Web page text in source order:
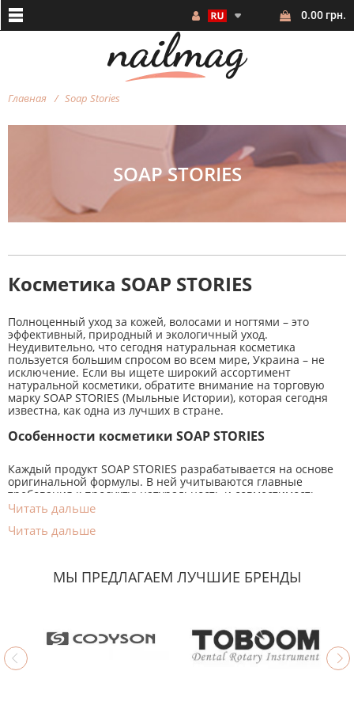
0.00 грн.
Главная Soap Stories
SOAP STORIES
Косметика SOAP STORIES
Полноценный уход за кожей, волосами и ногтями – это
эффективный, природный и экологичный уход.
Неудивительно, что сегодня натуральная косметика
пользуется большим спросом во всем мире, Украина – не
исключение. Если вы ищете широкий ассортимент
натуральной косметики, обратите внимание на торговую
марку SOAP STORIES (Мыльные Истории), которая сегодня
известна, как одна из лучших в стране.
Особенности косметики SOAP STORIES
Каждый продукт SOAP STORIES разрабатывается на основе
оригинальной формулы. В ней учитываются главные
требования к продукту: натуральность и совместимость
используемых компонентов, желаемый эффект от
применения, потребительские свойства продукта. Для
изготовления используется только высококачественное
Ассортимент товаров SOAP STORIES Cosmetics
Базовые масла – превосходная альтернатива
Читать дальше
Читать дальше
МЫ ПРЕДЛАГАЕМ ЛУЧШИЕ БРЕНДЫ